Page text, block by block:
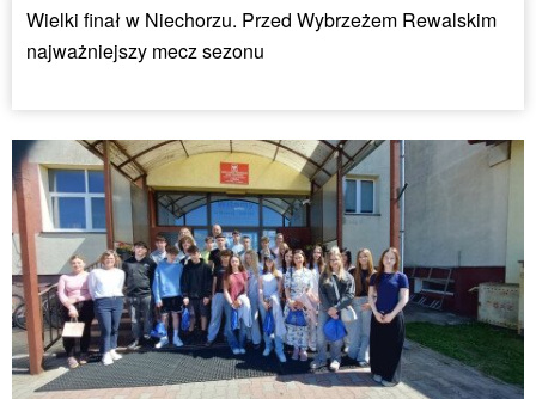
Wielki finał w Niechorzu. Przed Wybrzeżem Rewalskim
najważniejszy mecz sezonu